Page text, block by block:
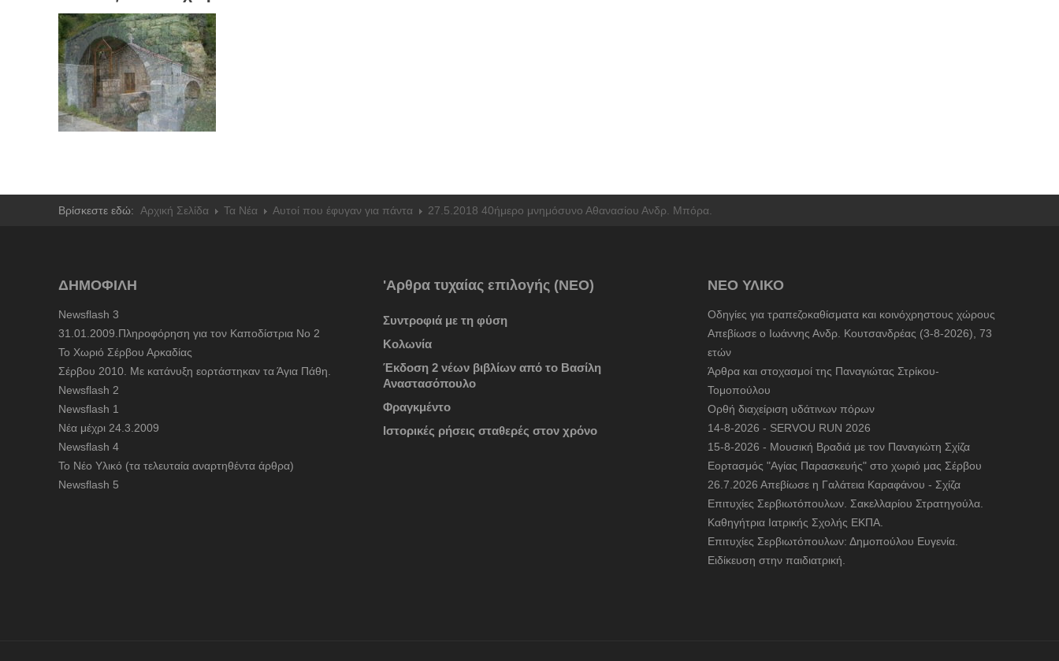
Βρίσκεστε εδώ: Αρχική Σελίδα Τα Νέα Αυτοί που έφυγαν για πάντα 27.5.2018 40ήμερο μνημόσυνο Αθανασίου Ανδρ. Μπόρα.
ΔΗΜΟΦΙΛΗ
Newsflash 3
31.01.2009.Πληροφόρηση για τον Καποδίστρια Νο 2
To Χωριό Σέρβου Αρκαδίας
Σέρβου 2010. Με κατάνυξη εορτάστηκαν τα Άγια Πάθη.
Newsflash 2
Newsflash 1
Nέα μέχρι 24.3.2009
Newsflash 4
Το Νέο Υλικό (τα τελευταία αναρτηθέντα άρθρα)
Newsflash 5
'Αρθρα τυχαίας επιλογής (ΝΕΟ)
Συντροφιά με τη φύση
Κολωνία
Έκδοση 2 νέων βιβλίων από το Βασίλη
Αναστασόπουλο
Φραγκμέντο
Ιστορικές ρήσεις σταθερές στον χρόνο
ΝΕΟ ΥΛΙΚΟ
Οδηγίες για τραπεζοκαθίσματα και κοινόχρηστους χώρους
Απεβίωσε ο Ιωάννης Ανδρ. Κουτσανδρέας (3-8-2026), 73
ετών
Άρθρα και στοχασμοί της Παναγιώτας Στρίκου-
Τομοπούλου
Ορθή διαχείριση υδάτινων πόρων
14-8-2026 - SERVOU RUN 2026
15-8-2026 - Μουσική Βραδιά με τον Παναγιώτη Σχίζα
Εορτασμός "Αγίας Παρασκευής" στο χωριό μας Σέρβου
26.7.2026 Απεβίωσε η Γαλάτεια Καραφάνου - Σχίζα
Επιτυχίες Σερβιωτόπουλων. Σακελλαρίου Στρατηγούλα.
Καθηγήτρια Ιατρικής Σχολής ΕΚΠΑ.
Επιτυχίες Σερβιωτόπουλων: Δημοπούλου Ευγενία.
Ειδίκευση στην παιδιατρική.